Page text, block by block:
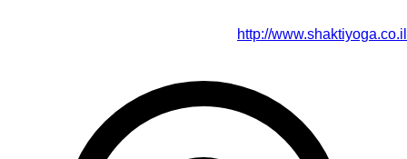
http://www.shaktiyoga.co.il